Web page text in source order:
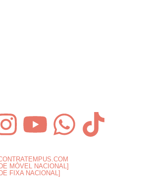
MÓVEL NACIONAL]
FIXA NACIONAL]